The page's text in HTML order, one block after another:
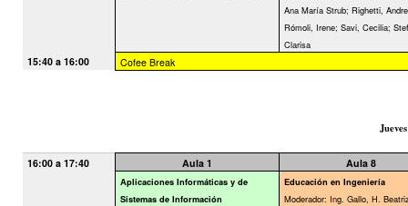
Ana María Strub; Righetti,
Rómoli, Irene; Savi, Cecilia;
Clarisa
15:40 a 16:00 Cofee Break
16:00 a 17:40 Aula 1 Aula 8
Aplicaciones Informáticas y de
Sistemas de Información
Educación en Ingeniería
Moderador: Ing. Gallo, H.